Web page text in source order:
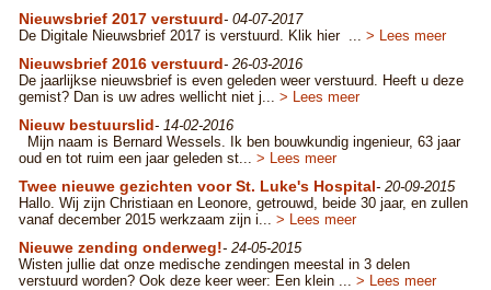
Nieuwsbrief 2017 verstuurd- 04-07-2017
De Digitale Nieuwsbrief 2017 is verstuurd. Klik hier ... > Lees meer
Nieuwsbrief 2016 verstuurd- 26-03-2016
De jaarlijkse nieuwsbrief is even geleden weer verstuurd. Heeft u deze
gemist? Dan is uw adres wellicht niet j... > Lees meer
Nieuw bestuurslid- 14-02-2016
Mijn naam is Bernard Wessels. Ik ben bouwkundig ingenieur, 63 jaar
oud en tot ruim een jaar geleden st... > Lees meer
Twee nieuwe gezichten voor St. Luke's Hospital- 20-09-2015
Hallo. Wij zijn Christiaan en Leonore, getrouwd, beide 30 jaar, en zullen
vanaf december 2015 werkzaam zijn i... > Lees meer
Nieuwe zending onderweg!- 24-05-2015
Wisten jullie dat onze medische zendingen meestal in 3 delen
verstuurd worden? Ook deze keer weer: Een klein ... > Lees meer